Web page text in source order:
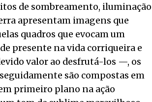
de sombreamento, iluminação
apresentam imagens que
quadros que evocam um
presente na vida corriqueira e
valor ao desfrutá-los —, os
são compostas em
primeiro plano na ação